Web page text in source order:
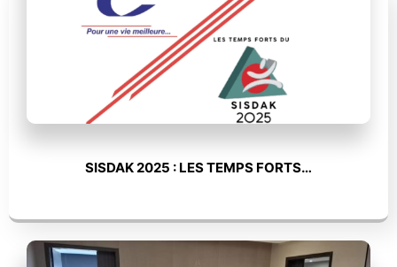
SISDAK 2025 : LES TEMPS FORTS…